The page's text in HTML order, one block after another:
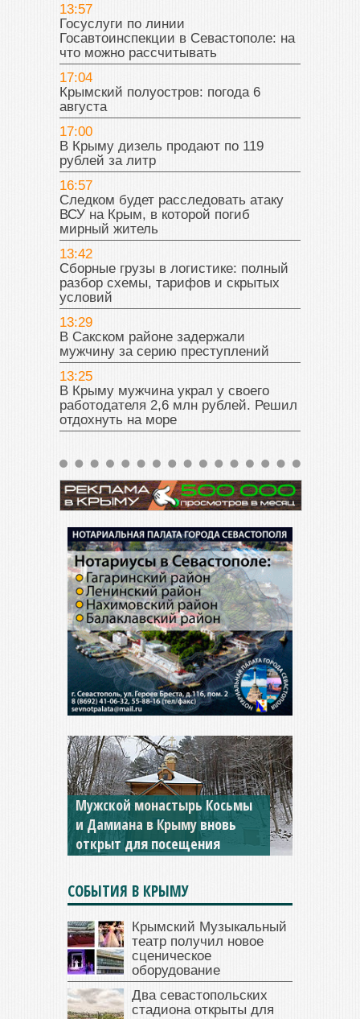
13:57
Госуслуги по линии
Госавтоинспекции в Севастополе: на
что можно рассчитывать
17:04
Крымский полуостров: погода 6
августа
17:00
В Крыму дизель продают по 119
рублей за литр
16:57
Следком будет расследовать атаку
ВСУ на Крым, в которой погиб
мирный житель
13:42
Сборные грузы в логистике: полный
разбор схемы, тарифов и скрытых
условий
13:29
В Сакском районе задержали
мужчину за серию преступлений
13:25
В Крыму мужчина украл у своего
работодателя 2,6 млн рублей. Решил
отдохнуть на море
Мужской монастырь Косьмы
и Дамиана в Крыму вновь
открыт для посещения
«Новый Херсонес»: здесь
наши корни
СОБЫТИЯ В КРЫМУ
Крымский Музыкальный
театр получил новое
сценическое
оборудование
Два севастопольских
стадиона открыты для